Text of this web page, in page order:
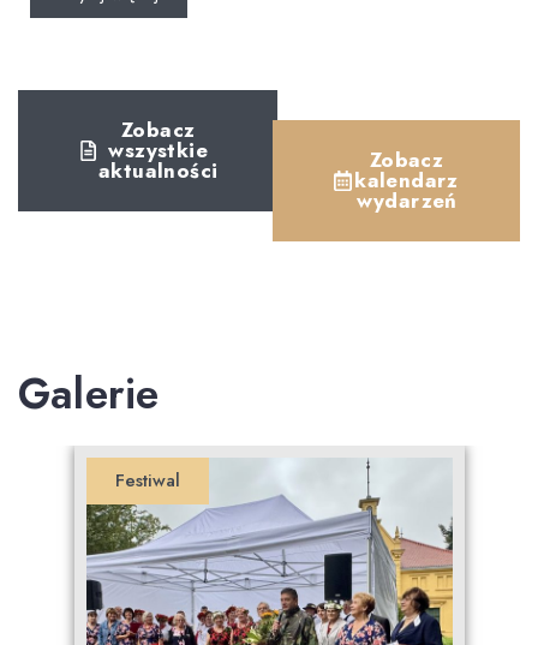
Zobacz
wszystkie
aktualności Zobacz
kalendarz
wydarzeń
Galerie
Festiwal